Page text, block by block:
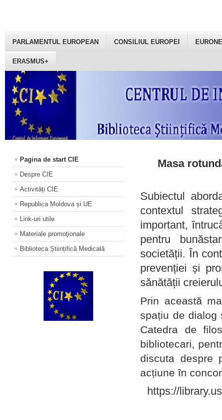
PARLAMENTUL EUROPEAN CONSILIUL EUROPEI
ERASMUS+
Pagina de start CIE
Despre CIE
Activități CIE
Republica Moldova și UE
Link-uri utile
Materiale promoţionale
Biblioteca Științifică Medicală
Masa
Subiectul
contextul
important,
pentru
societății. În
prevenției și
sănătății
Prin această
spațiu de dialog
Catedra de
bibliotecari,
discuta despre
acțiune în
https://